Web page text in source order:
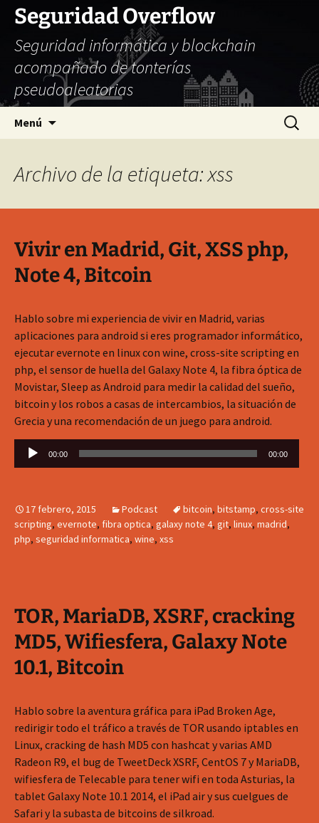
Seguridad Overflow
Seguridad informática y blockchain
acompañado de tonterías
pseudoaleatorias
Menú Buscar:
Archivo de la etiqueta: xss
Vivir en Madrid, Git, XSS php,
Note 4, Bitcoin
Hablo sobre mi experiencia de vivir en Madrid, varias
aplicaciones para android si eres programador informático,
ejecutar evernote en linux con wine, cross-site scripting en
php, el sensor de huella del Galaxy Note 4, la fibra óptica de
Movistar, Sleep as Android para medir la calidad del sueño,
bitcoin y los robos a casas de intercambios, la situación de
Grecia y una recomendación de un juego para android.
Reproductor
de
00:00 00:00
17 febrero, 2015 Podcast bitcoin, bitstamp, cross-site
scripting, evernote, fibra optica, galaxy note 4, git, linux, madrid,
php, seguridad informatica, wine, xss
TOR, MariaDB, XSRF, cracking
MD5, Wifiesfera, Galaxy Note
10.1, Bitcoin
Hablo sobre la aventura gráfica para iPad Broken Age,
redirigir todo el tráfico a través de TOR usando iptables en
Linux, cracking de hash MD5 con hashcat y varias AMD
Radeon R9, el bug de TweetDeck XSRF, CentOS 7 y MariaDB,
wifiesfera de Telecable para tener wifi en toda Asturias, la
tablet Galaxy Note 10.1 2014, el iPad air y sus cuelgues de
Safari y la subasta de bitcoins de silkroad.